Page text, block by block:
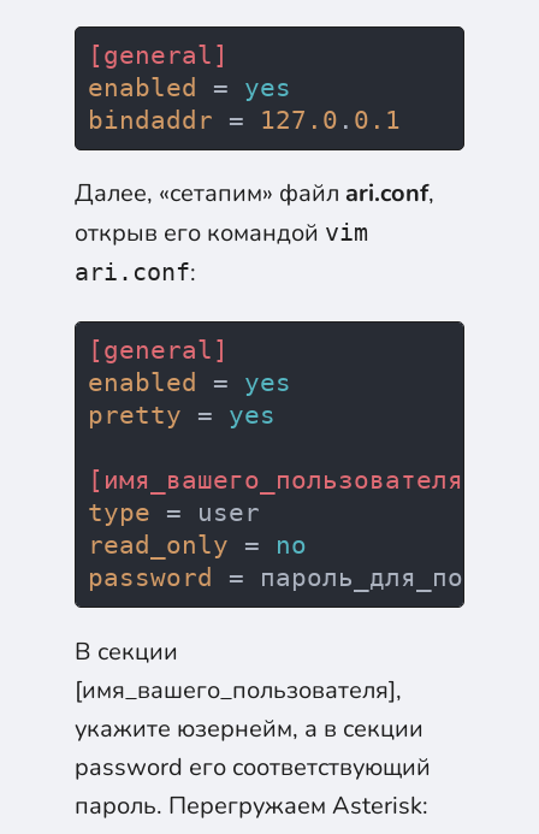
[general]
enabled
= yes
bindaddr = 127.0 . 0.1
Далее, «сетапим» файл ari.conf,
открыв его командой vim
ari.conf:
[general]
enabled
= yes
pretty = yes
[имя_вашего_пользователя]
type
read_only = no
password
В секции
[имя_вашего_пользователя],
укажите юзернейм, а в секции
password его соответствующий
пароль. Перегружаем Asterisk: